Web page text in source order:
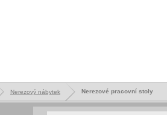
Nerezový nábytek Nerezové pracovní stoly